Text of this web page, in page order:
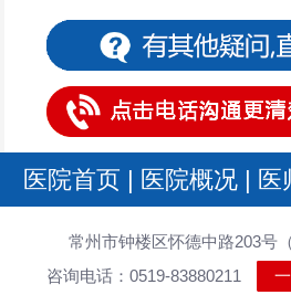
医院首页 | 医院概况 | 医
常州市钟楼区怀德中路203号
咨询电话：0519-83880211